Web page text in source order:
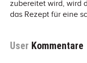
zubereitet wird, wird
das Rezept für eine
User Kommentare